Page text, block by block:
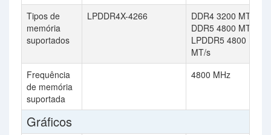
Tipos de
memória
suportados
LPDDR4X-4266
DDR4 3200 MT/s,
DDR5 4800 MT/s,
LPDDR5 4800
MT/s
Frequência
de memória
suportada
4800 MHz
Gráficos